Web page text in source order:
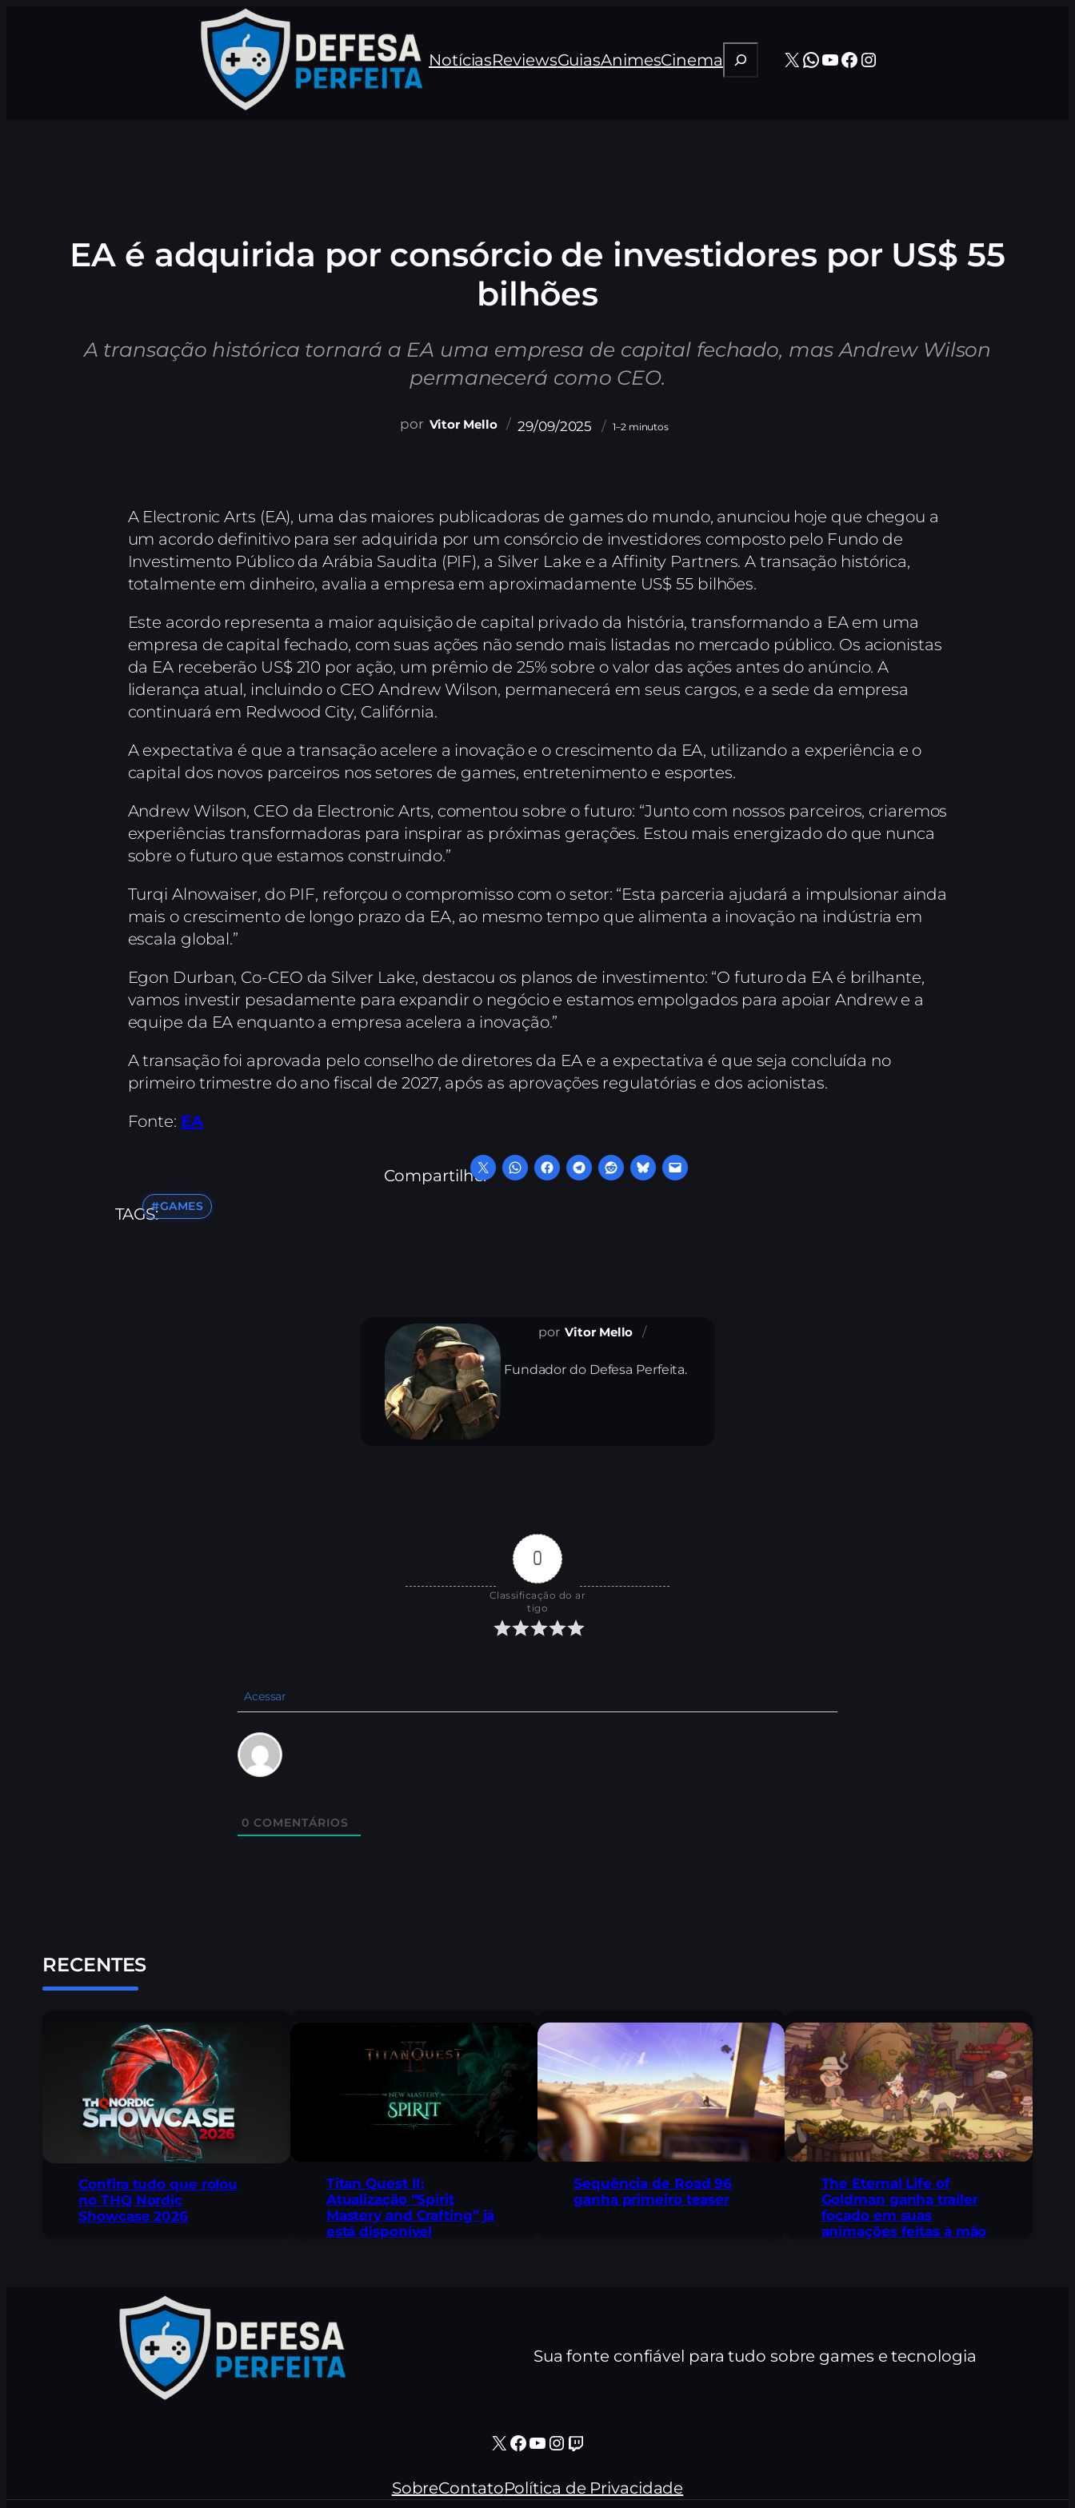
NotíciasReviewsGuiasAnimesCinema Pesquisar
X WhatsApp
Youtube
Facebook
Instagram
EA é adquirida por consórcio de investidores por US$ 55
bilhões
A transação histórica tornará a EA uma empresa de capital fechado, mas Andrew Wilson
permanecerá como CEO.
Vitor Mello 29/09/2025 1–2 minutos
A Electronic Arts (EA), uma das maiores publicadoras de games do mundo, anunciou hoje que chegou a
um acordo definitivo para ser adquirida por um consórcio de investidores composto pelo Fundo de
Investimento Público da Arábia Saudita (PIF), a Silver Lake e a Affinity Partners. A transação histórica,
totalmente em dinheiro, avalia a empresa em aproximadamente US$ 55 bilhões.
Este acordo representa a maior aquisição de capital privado da história, transformando a EA em uma
empresa de capital fechado, com suas ações não sendo mais listadas no mercado público. Os acionistas
da EA receberão US$ 210 por ação, um prêmio de 25% sobre o valor das ações antes do anúncio. A
liderança atual, incluindo o CEO Andrew Wilson, permanecerá em seus cargos, e a sede da empresa
continuará em Redwood City, Califórnia.
A expectativa é que a transação acelere a inovação e o crescimento da EA, utilizando a experiência e o
capital dos novos parceiros nos setores de games, entretenimento e esportes.
Andrew Wilson, CEO da Electronic Arts, comentou sobre o futuro: “Junto com nossos parceiros, criaremos
experiências transformadoras para inspirar as próximas gerações. Estou mais energizado do que nunca
sobre o futuro que estamos construindo.”
Turqi Alnowaiser, do PIF, reforçou o compromisso com o setor: “Esta parceria ajudará a impulsionar ainda
mais o crescimento de longo prazo da EA, ao mesmo tempo que alimenta a inovação na indústria em
escala global.”
Egon Durban, Co-CEO da Silver Lake, destacou os planos de investimento: “O futuro da EA é brilhante,
vamos investir pesadamente para expandir o negócio e estamos empolgados para apoiar Andrew e a
equipe da EA enquanto a empresa acelera a inovação.”
A transação foi aprovada pelo conselho de diretores da EA e a expectativa é que seja concluída no
primeiro trimestre do ano fiscal de 2027, após as aprovações regulatórias e dos acionistas.
Fonte: EA
Compartilhe:
TAGS:#GAMES
Vitor Mello
Fundador do Defesa Perfeita.
0
Classificação do ar
tigo
Acessar
0 COMENTÁRIOS
RECENTES
Confira tudo que rolou
no THQ Nordic
Showcase 2026
Titan Quest II:
Atualização “Spirit
Mastery and Crafting” já
está disponível
Sequência de Road 96
ganha primeiro teaser
The Eternal Life of
Goldman ganha trailer
focado em suas
animações feitas à mão
Sua fonte confiável para tudo sobre games e tecnologia
X Facebook Youtube Instagram Twitch
SobreContatoPolítica de Privacidade